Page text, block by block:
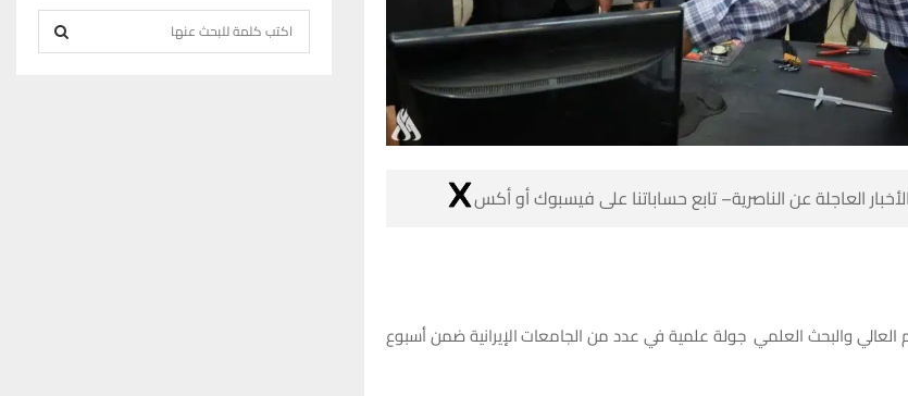
العاجلة عن الناصرية– تابع حساباتنا على فيسبوك أو أكس
العالي والبحث العلمي جولة علمية في عدد من الجامعات الإيرانية ضمن أسبوع
e